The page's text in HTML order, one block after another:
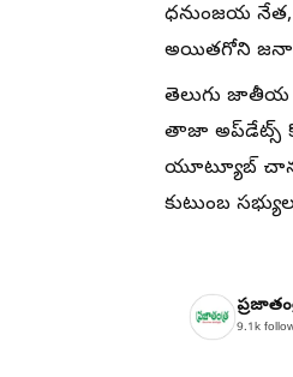
ధనుంజయ నేత,
అయితగోని
తెలుగు జాతీయ
తాజా అప్‌డేట్స్
యూట్యూబ్
కుటుంబ
9.1k